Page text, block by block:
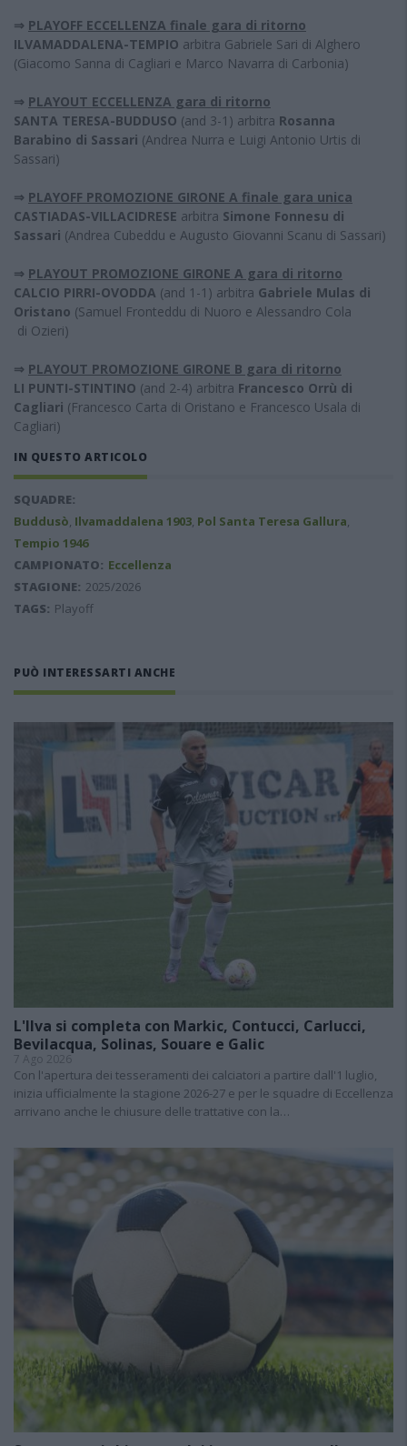
⇒ PLAYOFF ECCELLENZA finale gara di ritorno
ILVAMADDALENA-TEMPIO arbitra Gabriele Sari di Alghero
(Giacomo Sanna di Cagliari e Marco Navarra di Carbonia)
⇒ PLAYOUT ECCELLENZA gara di ritorno
SANTA TERESA-BUDDUSO (and 3-1) arbitra Rosanna
Barabino di Sassari (Andrea Nurra e Luigi Antonio Urtis di
Sassari)
⇒ PLAYOFF PROMOZIONE GIRONE A finale gara unica
CASTIADAS-VILLACIDRESE arbitra Simone Fonnesu di
Sassari (Andrea Cubeddu e Augusto Giovanni Scanu di Sassari)
⇒ PLAYOUT PROMOZIONE GIRONE A gara di ritorno
CALCIO PIRRI-OVODDA (and 1-1) arbitra Gabriele Mulas di
Oristano (Samuel Fronteddu di Nuoro e Alessandro Cola
di Ozieri)
⇒ PLAYOUT PROMOZIONE GIRONE B gara di ritorno
LI PUNTI-STINTINO (and 2-4) arbitra Francesco Orrù di
Cagliari (Francesco Carta di Oristano e Francesco Usala di
Cagliari)
IN QUESTO ARTICOLO
SQUADRE:
Buddusò, Ilvamaddalena 1903, Pol Santa Teresa Gallura,
Tempio 1946
CAMPIONATO: Eccellenza
STAGIONE: 2025/2026
TAGS: Playoff
PUÒ INTERESSARTI ANCHE
L'Ilva si completa con Markic, Contucci, Carlucci,
Bevilacqua, Solinas, Souare e Galic
7 Ago 2026
Con l'apertura dei tesseramenti dei calciatori a partire dall'1 luglio,
inizia ufficialmente la stagione 2026-27 e per le squadre di Eccellenza
arrivano anche le chiusure delle trattative con la…